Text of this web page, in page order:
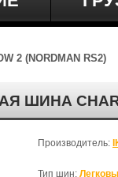
2 (NORDMAN RS2)
Производитель:
Тип шин: